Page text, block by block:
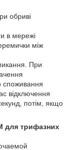
обриві
в мережі
між
При
споживання
відключення
потім, якщо
для трифазних